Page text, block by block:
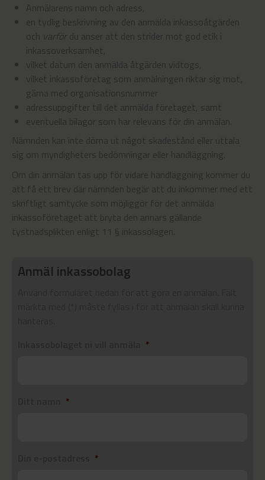
Anmälarens namn och adress,
en tydlig beskrivning av den anmälda inkassoåtgärden
och varför du anser att den strider mot god etik i
inkassoverksamhet,
vilket datum den anmälda åtgärden vidtogs,
vilket inkassoföretag som anmälningen riktar sig mot,
gärna med organisationsnummer
adressuppgifter till det anmälda företaget, samt
eventuella bilagor som har relevans för din anmälan.
Nämnden kan inte döma ut något skadestånd eller uttala
sig om myndigheters bedömningar eller handläggning.
Om din anmälan tas upp för vidare handläggning kommer du
att få ett brev där nämnden begär att du inkommer med ett
skriftligt samtycke som möjliggör för det anmälda
inkassoföretaget att bryta den annars gällande
tystnadsplikten enligt 11 § inkassolagen.
Anmäl inkassobolag
*
*
*